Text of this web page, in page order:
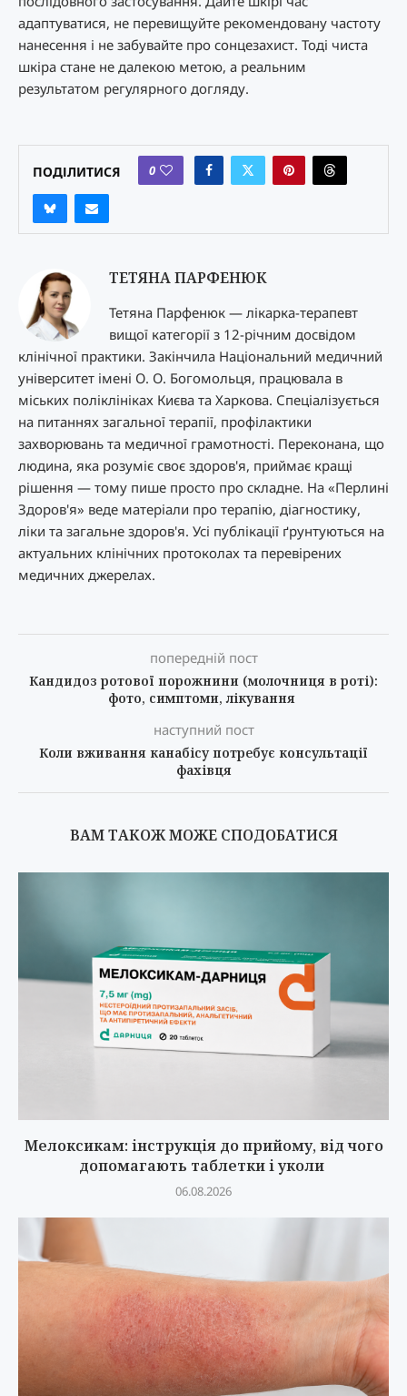
адаптуватися, не перевищуйте рекомендовану частоту
нанесення і не забувайте про сонцезахист. Тоді чиста
шкіра стане не далекою метою, а реальним
результатом регулярного догляду.
ПОДІЛИТИСЯ 0
ТЕТЯНА ПАРФЕНЮК
Тетяна Парфенюк — лікарка-терапевт
вищої категорії з 12-річним досвідом
клінічної практики. Закінчила Національний медичний
університет імені О. О. Богомольця, працювала в
міських поліклініках Києва та Харкова. Спеціалізується
на питаннях загальної терапії, профілактики
захворювань та медичної грамотності. Переконана, що
людина, яка розуміє своє здоров'я, приймає кращі
рішення — тому пише просто про складне. На «Перлині
Здоров'я» веде матеріали про терапію, діагностику,
ліки та загальне здоров'я. Усі публікації ґрунтуються на
актуальних клінічних протоколах та перевірених
медичних джерелах.
попередній пост
Кандидоз ротової порожнини (молочниця в роті):
фото, симптоми, лікування
наступний пост
Коли вживання канабісу потребує консультації
фахівця
ВАМ ТАКОЖ МОЖЕ СПОДОБАТИСЯ
Мелоксикам: інструкція до прийому, від чого
допомагають таблетки і уколи
06.08.2026